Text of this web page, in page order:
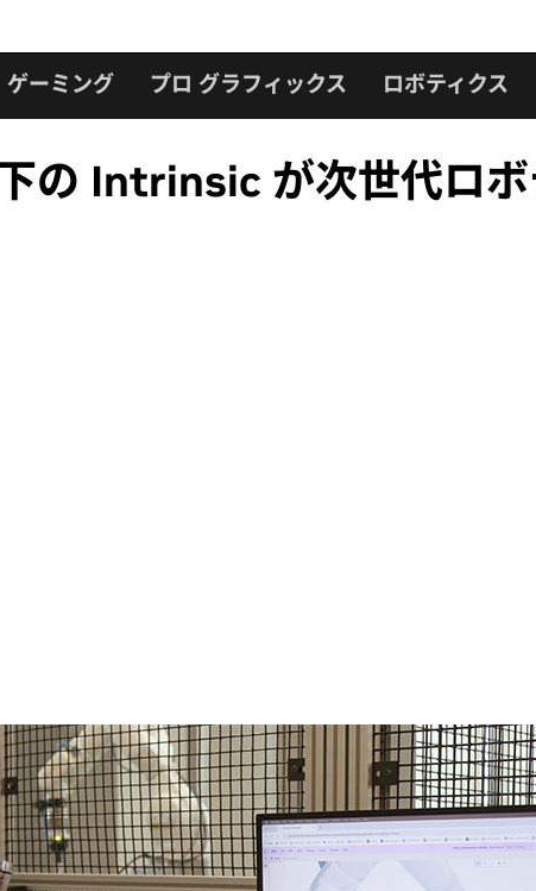
ゲーミング プロ グラフィックス ロボティクス
の Intrinsic が次世代ロボ
、両社が NVIDIA AI、Isaac Manipulator、
関する協業を発表しました。